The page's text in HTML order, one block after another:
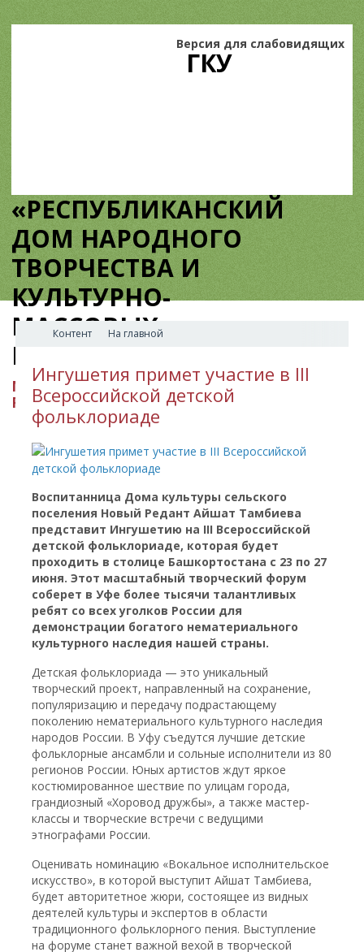
ГКУ
«РЕСПУБЛИКАНСКИЙ
ДОМ НАРОДНОГО
ТВОРЧЕСТВА И
КУЛЬТУРНО-
МАССОВЫХ
МЕРОПРИЯТИЙ»
МИНИСТЕРСТВО КУЛЬТУРЫ
РЕСПУБЛИКИ ИНГУШЕТИЯ
Версия для слабовидящих
Контент На главной
Ингушетия примет участие в III
Всероссийской детской
фольклориаде
Воспитанница Дома культуры сельского
поселения Новый Редант Айшат Тамбиева
представит Ингушетию на III Всероссийской
детской фольклориаде, которая будет
проходить в столице Башкортостана с 23 по 27
июня. Этот масштабный творческий форум
соберет в Уфе более тысячи талантливых
ребят со всех уголков России для
демонстрации богатого нематериального
культурного наследия нашей страны.
Детская фольклориада — это уникальный
творческий проект, направленный на сохранение,
популяризацию и передачу подрастающему
поколению нематериального культурного наследия
народов России. В Уфу съедутся лучшие детские
фольклорные ансамбли и сольные исполнители из 80
регионов России. Юных артистов ждут яркое
костюмированное шествие по улицам города,
грандиозный «Хоровод дружбы», а также мастер-
классы и творческие встречи с ведущими
этнографами России.
Оценивать номинацию «Вокальное исполнительское
искусство», в которой выступит Айшат Тамбиева,
будет авторитетное жюри, состоящее из видных
деятелей культуры и экспертов в области
традиционного фольклорного пения. Выступление
на форуме станет важной вехой в творческой